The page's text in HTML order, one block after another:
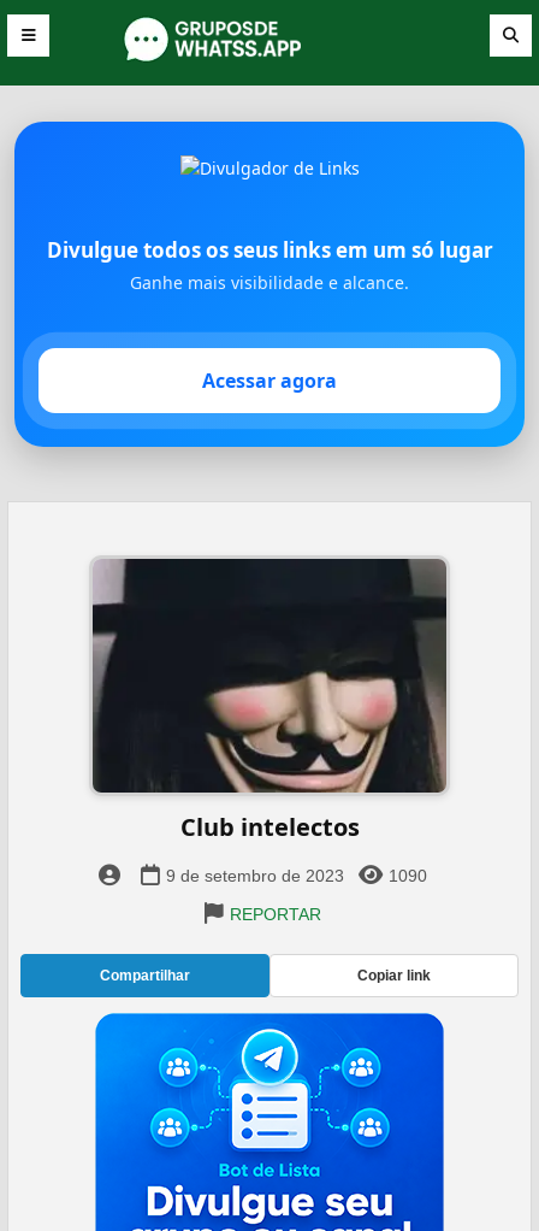
Divulgue todos os seus links em um só lugar
Ganhe mais visibilidade e alcance.
Acessar agora
Club intelectos
9 de setembro de 2023
1090
REPORTAR
Compartilhar Copiar link